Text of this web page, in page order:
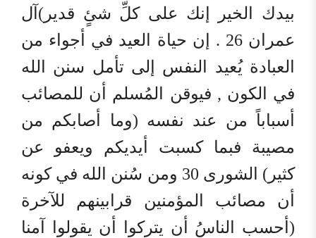
بيدك الخير إنك على كلِّ شئٍ قدير)آل
عمران 26 . إن حياة العيد في أجواء من
العبادة يُعيد النفس إلى تأمل سنن الله
في الكون , فيوقن المُسلم أن للمصائب
أسباباً من عند نفسه (وما أصابكم من
مصيبة فبما كسبت أيديكم ويعفو عن
كثير) الشورى 30 ومن سُنن الله في كونه
أن مصائب المؤمنين قرابينهم للآخرة
(أحسب الناسُ أن يتركوا أن يقولوا آمنا